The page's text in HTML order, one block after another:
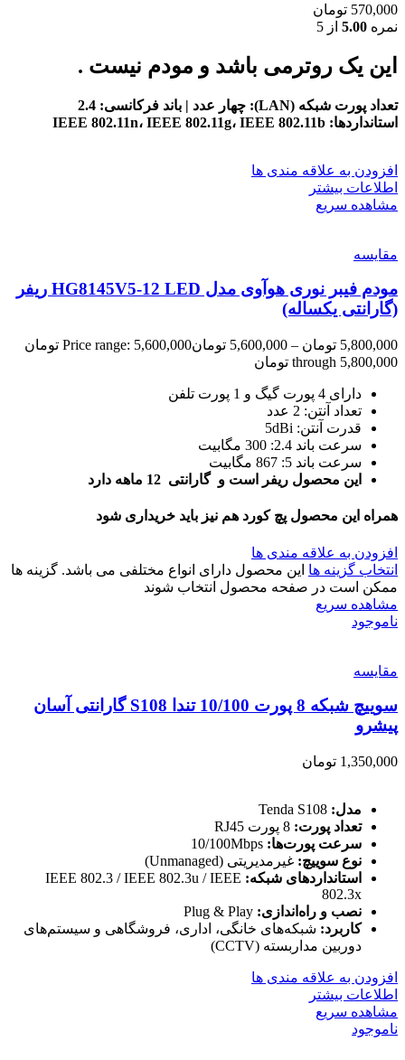
570,000 تومان
نمره 5.00 از 5
این یک روترمی باشد و مودم نیست .
تعداد پورت شبکه (LAN): چهار عدد | باند فرکانسی: 2.4
استانداردها: IEEE 802.11n، IEEE 802.11g، IEEE 802.11b
افزودن به علاقه مندی ها
اطلاعات بیشتر
مشاهده سریع
مقایسه
مودم فیبر نوری هوآوی مدل HG8145V5-12 LED ریفر
(گارانتی یکساله)
5,800,000 تومان –
5,600,000 تومان
Price range: 5,600,000 تومان
through 5,800,000 تومان
دارای 4 پورت گیگ و 1 پورت تلفن
تعداد آنتن: 2 عدد
قدرت آنتن: 5dBi
سرعت باند 2.4: 300 مگابیت
سرعت باند 5: 867 مگابیت
این محصول ریفر است و گارانتی 12 ماهه دارد
همراه این محصول پچ کورد هم نیز باید خریداری شود
افزودن به علاقه مندی ها
انتخاب گزینه ها این محصول دارای انواع مختلفی می باشد. گزینه ها
ممکن است در صفحه محصول انتخاب شوند
مشاهده سریع
ناموجود
مقایسه
سوییچ شبکه 8 پورت 10/100 تندا S108 گارانتی آسان
پیشرو
1,350,000 تومان
مدل:
تعداد پورت:
سرعت پورت‌ها:
نوع سوییچ: غیرمدیریتی (Unmanaged)
استانداردهای شبکه: IEEE 802.3 / IEEE 802.3u / IEEE
802.3x
نصب و راه‌اندازی:
کاربرد: شبکه‌های خانگی، اداری، فروشگاهی و سیستم‌های
دوربین مداربسته (CCTV)
افزودن به علاقه مندی ها
اطلاعات بیشتر
مشاهده سریع
ناموجود